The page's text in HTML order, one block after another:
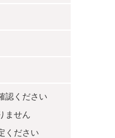
認ください
ません
ください